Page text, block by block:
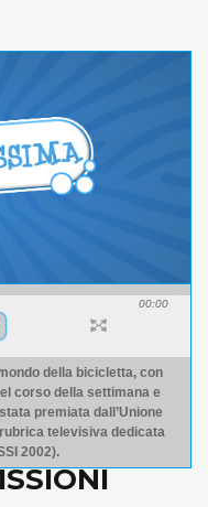
00:00
della bicicletta, con
corso della settimana e
premiata dall’Unione
televisiva dedicata
2002).